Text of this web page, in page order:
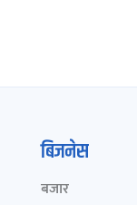
बिजनेस
बजार